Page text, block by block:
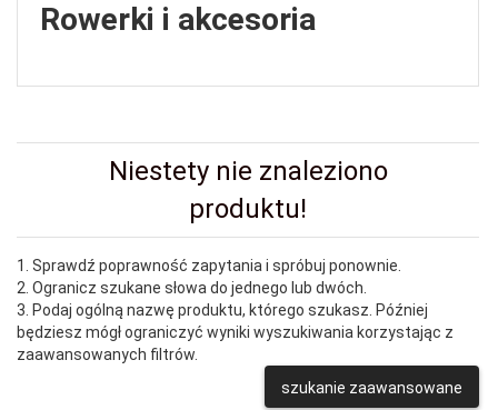
Rowerki i akcesoria
Niestety nie znaleziono
produktu!
1. Sprawdź poprawność zapytania i spróbuj ponownie.
2. Ogranicz szukane słowa do jednego lub dwóch.
3. Podaj ogólną nazwę produktu, którego szukasz. Później
będziesz mógł ograniczyć wyniki wyszukiwania korzystając z
zaawansowanych filtrów.
szukanie zaawansowane